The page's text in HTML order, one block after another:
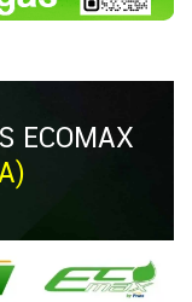
ECOMAX